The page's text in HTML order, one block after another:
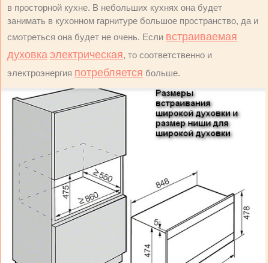
в просторной кухне. В небольших кухнях она будет
занимать в кухонном гарнитуре большое пространство, да и
смотреться она будет не очень. Если встраиваемая
духовка электрическая, то соответственно и
электроэнергия потребляется больше.